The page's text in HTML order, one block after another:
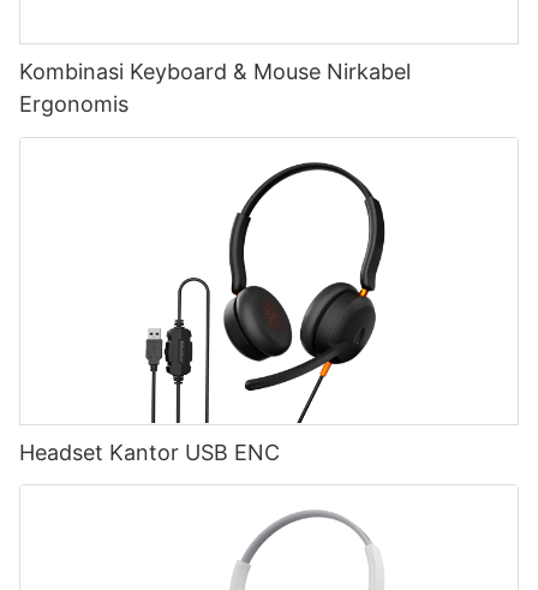
Kombinasi Keyboard & Mouse Nirkabel
Ergonomis
Headset Kantor USB ENC